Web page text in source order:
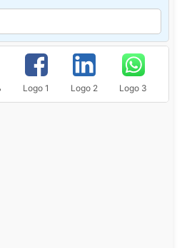
Logo 1 Logo 2 Logo 3